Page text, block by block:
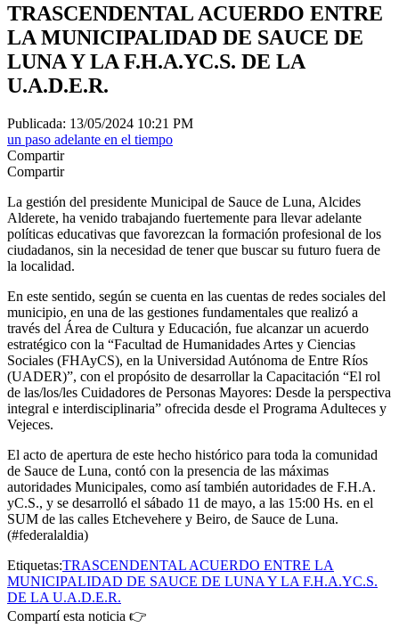
TRASCENDENTAL ACUERDO ENTRE
LA MUNICIPALIDAD DE SAUCE DE
LUNA Y LA F.H.A.YC.S. DE LA
U.A.D.E.R.
Publicada: 13/05/2024 10:21 PM
un paso adelante en el tiempo
Compartir
Compartir
La gestión del presidente Municipal de Sauce de Luna, Alcides
Alderete, ha venido trabajando fuertemente para llevar adelante
políticas educativas que favorezcan la formación profesional de los
ciudadanos, sin la necesidad de tener que buscar su futuro fuera de
la localidad.
En este sentido, según se cuenta en las cuentas de redes sociales del
municipio, en una de las gestiones fundamentales que realizó a
través del Área de Cultura y Educación, fue alcanzar un acuerdo
estratégico con la “Facultad de Humanidades Artes y Ciencias
Sociales (FHAyCS), en la Universidad Autónoma de Entre Ríos
(UADER)”, con el propósito de desarrollar la Capacitación “El rol
de las/los/les Cuidadores de Personas Mayores: Desde la perspectiva
integral e interdisciplinaria” ofrecida desde el Programa Adulteces y
Vejeces.
El acto de apertura de este hecho histórico para toda la comunidad
de Sauce de Luna, contó con la presencia de las máximas
autoridades Municipales, como así también autoridades de F.H.A.
yC.S., y se desarrolló el sábado 11 de mayo, a las 15:00 Hs. en el
SUM de las calles Etchevehere y Beiro, de Sauce de Luna.
(#federalaldia)
Etiquetas:TRASCENDENTAL ACUERDO ENTRE LA
MUNICIPALIDAD DE SAUCE DE LUNA Y LA F.H.A.YC.S.
DE LA U.A.D.E.R.
Compartí esta noticia 👉